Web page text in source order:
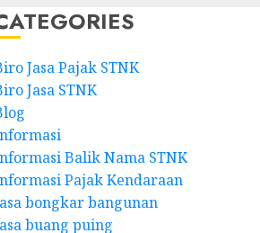
Jasa Pajak STNK
Jasa STNK
Balik Nama STNK
Pajak Kendaraan
bongkar bangunan
buang puing